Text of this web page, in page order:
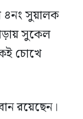
৪নং সুয়ালক
সুকেল
চোখে
রয়েছেন।